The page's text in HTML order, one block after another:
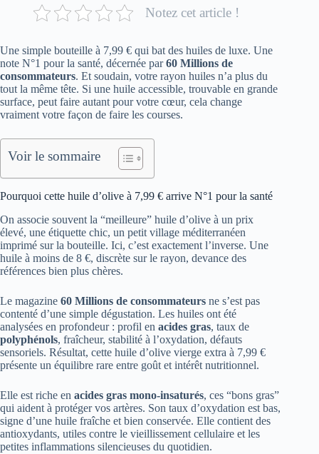
Notez cet article !
Une simple bouteille à 7,99 € qui bat des huiles de luxe. Une
note N°1 pour la santé, décernée par60 Millions de
consommateurs. Et soudain, votre rayon huiles n’a plus du
tout la même tête. Si une huile accessible, trouvable en grande
surface, peut faire autant pour votre cœur, cela change
vraiment votre façon de faire les courses.
Voir le sommaire
Pourquoi cette huile d’olive à 7,99 € arrive N°1 pour la santé
On associe souvent la “meilleure” huile d’olive à un prix
élevé, une étiquette chic, un petit village méditerranéen
imprimé sur la bouteille. Ici, c’est exactement l’inverse. Une
huile à moins de 8 €, discrète sur le rayon, devance des
références bien plus chères.
Le magazine 60 Millions de consommateurs ne s’est pas
contenté d’une simple dégustation. Les huiles ont été
analysées en profondeur : profil en acides gras, taux de
polyphénols, fraîcheur, stabilité à l’oxydation, défauts
sensoriels. Résultat, cette huile d’olive vierge extra à 7,99 €
présente un équilibre rare entre goût et intérêt nutritionnel.
Elle est riche en acides gras mono-insaturés, ces “bons gras”
qui aident à protéger vos artères. Son taux d’oxydation est bas,
signe d’une huile fraîche et bien conservée. Elle contient des
antioxydants, utiles contre le vieillissement cellulaire et les
petites inflammations silencieuses du quotidien.